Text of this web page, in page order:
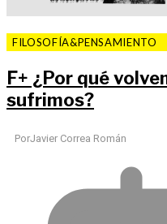
FILOSOFÍA&PENSAMIENTO
F+ ¿Por qué
sufrimos?
PorJavier Correa Román